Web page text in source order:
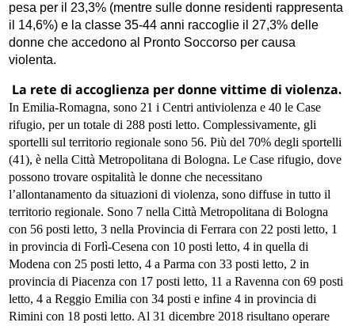
pesa per il 23,3% (mentre sulle donne residenti rappresenta
il 14,6%) e la classe 35-44 anni raccoglie il 27,3% delle
donne che accedono al Pronto Soccorso per causa
violenta.
La rete di accoglienza per donne vittime di violenza.
In Emilia-Romagna, sono 21 i Centri antiviolenza e 40 le Case
rifugio, per un totale di 288 posti letto. Complessivamente, gli
sportelli sul territorio regionale sono 56. Più del 70% degli sportelli
(41), è nella Città Metropolitana di Bologna. Le Case rifugio, dove
possono trovare ospitalità le donne che necessitano
l’allontanamento da situazioni di violenza, sono diffuse in tutto il
territorio regionale. Sono 7 nella Città Metropolitana di Bologna
con 56 posti letto, 3 nella Provincia di Ferrara con 22 posti letto, 1
in provincia di Forlì-Cesena con 10 posti letto, 4 in quella di
Modena con 25 posti letto, 4 a Parma con 33 posti letto, 2 in
provincia di Piacenza con 17 posti letto, 11 a Ravenna con 69 posti
letto, 4 a Reggio Emilia con 34 posti e infine 4 in provincia di
Rimini con 18 posti letto. Al 31 dicembre 2018 risultano operare